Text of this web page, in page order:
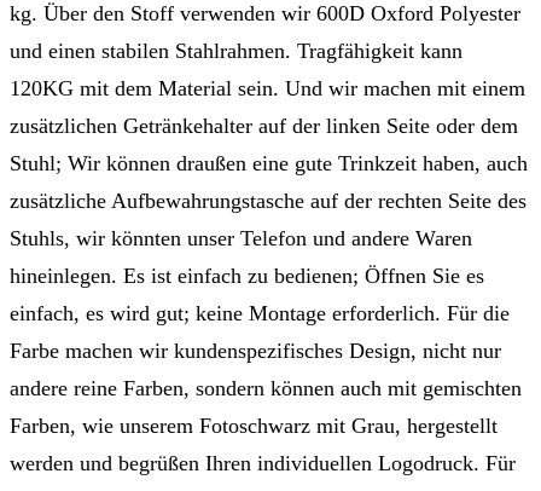
kg. Über den Stoff verwenden wir 600D Oxford Polyester
und einen stabilen Stahlrahmen. Tragfähigkeit kann
120KG mit dem Material sein. Und wir machen mit einem
zusätzlichen Getränkehalter auf der linken Seite oder dem
Stuhl; Wir können draußen eine gute Trinkzeit haben, auch
zusätzliche Aufbewahrungstasche auf der rechten Seite des
Stuhls, wir könnten unser Telefon und andere Waren
hineinlegen. Es ist einfach zu bedienen; Öffnen Sie es
einfach, es wird gut; keine Montage erforderlich. Für die
Farbe machen wir kundenspezifisches Design, nicht nur
andere reine Farben, sondern können auch mit gemischten
Farben, wie unserem Fotoschwarz mit Grau, hergestellt
werden und begrüßen Ihren individuellen Logodruck. Für